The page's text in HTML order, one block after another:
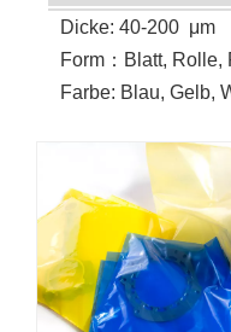
Dicke: 40-200 μm
Form ： Blatt,
Farbe: Blau, Gelb,